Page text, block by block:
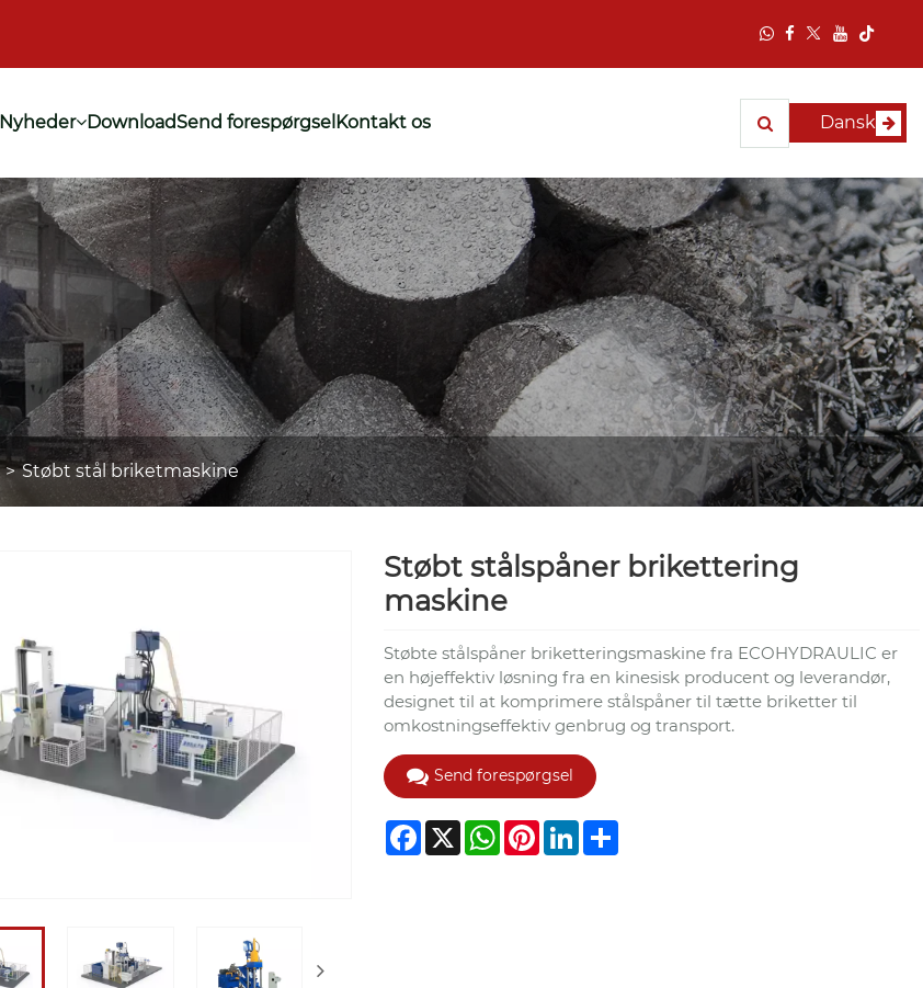
Nyheder DownloadSend forespørgsel Kontakt os Dansk
Støbt stål briketmaskine
Støbt stålspåner brikettering
maskine
Støbte stålspåner briketteringsmaskine fra ECOHYDRAULIC er
en højeffektiv løsning fra en kinesisk producent og leverandør,
designet til at komprimere stålspåner til tætte briketter til
omkostningseffektiv genbrug og transport.
Send forespørgsel
Facebook
X WhatsApp
PinterestLinkedIn
Share